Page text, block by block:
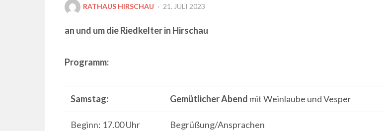
RATHAUS HIRSCHAU
POSTED
21. JULI 2023
an und um die Riedkelter in Hirschau
Programm:
Samstag: Gemütlicher Abend mit Weinlaube und Vesper
Beginn: 17.00 Uhr Begrüßung/Ansprachen